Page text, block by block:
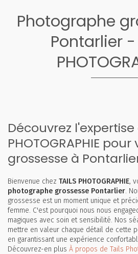
Photographe
Pontarlier -
Découvrez l'expertise
PHOTOGRAPHIE
grossesse à
Bienvenue chez TAILS PHOTOGRAPHIE,
photographe grossesse Pontarlier.
grossesse est un moment unique et
femme. C'est pourquoi nous nous
magiques avec soin et sensibilité. Nos
mettre en valeur chaque détail de cette
en garantissant une expérience
Découvrez-en plus À propos de Tails